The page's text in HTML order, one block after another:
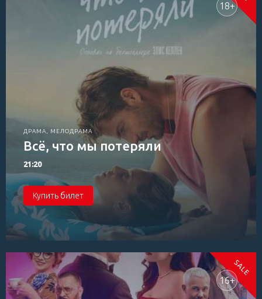
ДРАМА, МЕЛОДРАМА
Всё, что мы потеряли
21:20
Купить билет
18+
16+